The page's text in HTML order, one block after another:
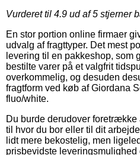
Vurderet til 4.9 ud af 5 stjerner
En stor portion online firmaer
udvalg af fragttyper. Det mest
levering til en pakkeshop, som
bestilte varer på et valgfrit
overkommelig, og desuden
fragtform ved køb af Giordana
fluo/white.
Du burde derudover
til hvor du bor eller til dit
lidt mere bekostelig, men
prisbevidste